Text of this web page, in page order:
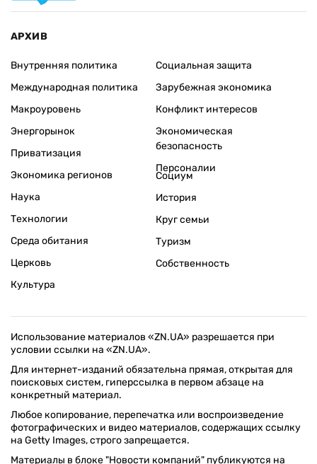
АРХИВ
Внутренняя политика
Международная политика
Макроуровень
Энергорынок
Приватизация
Экономика регионов
Социальная защита
Зарубежная экономика
Конфликт интересов
Экономическая
безопасность
Персоналии
Наука
Технологии
Среда обитания
Церковь
Культура
Социум
История
Круг семьи
Туризм
Собственность
Использование материалов «ZN.UA» разрешается при
условии ссылки на «ZN.UA».
Для интернет-изданий обязательна прямая, открытая для
поисковых систем, гиперссылка в первом абзаце на
конкретный материал.
Любое копирование, перепечатка или воспроизведение
фотографических и видео материалов, содержащих ссылку
на Getty Images, строго запрещается.
Материалы в блоке "Новости компаний" публикуются на